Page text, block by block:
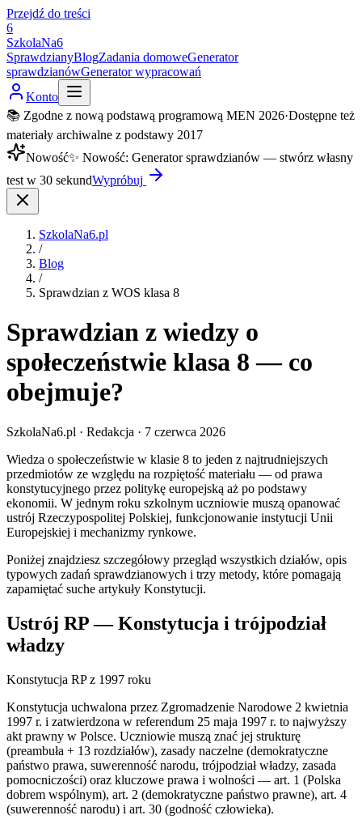
Przejdź do treści
6
SzkolaNa6
SprawdzianyBlogZadania domoweGenerator
sprawdzianówGenerator wypracowań
Konto
📚 Zgodne z nową podstawą programową MEN 2026·Dostępne też
materiały archiwalne z podstawy 2017
Nowość✨ Nowość: Generator sprawdzianów — stwórz własny
test w 30 sekundWypróbuj
SzkolaNa6.pl
/
Blog
/
Sprawdzian z WOS klasa 8
Sprawdzian z wiedzy o
społeczeństwie klasa 8 — co
obejmuje?
SzkolaNa6.pl · Redakcja · 7 czerwca 2026
Wiedza o społeczeństwie w klasie 8 to jeden z najtrudniejszych
przedmiotów ze względu na rozpiętość materiału — od prawa
konstytucyjnego przez politykę europejską aż po podstawy
ekonomii. W jednym roku szkolnym uczniowie muszą opanować
ustrój Rzeczypospolitej Polskiej, funkcjonowanie instytucji Unii
Europejskiej i mechanizmy rynkowe.
Poniżej znajdziesz szczegółowy przegląd wszystkich działów, opis
typowych zadań sprawdzianowych i trzy metody, które pomagają
zapamiętać suche artykuły Konstytucji.
Ustrój RP — Konstytucja i trójpodział
władzy
Konstytucja RP z 1997 roku
Konstytucja uchwalona przez Zgromadzenie Narodowe 2 kwietnia
1997 r. i zatwierdzona w referendum 25 maja 1997 r. to najwyższy
akt prawny w Polsce. Uczniowie muszą znać jej strukturę
(preambuła + 13 rozdziałów), zasady naczelne (demokratyczne
państwo prawa, suwerenność narodu, trójpodział władzy, zasada
pomocniczości) oraz kluczowe prawa i wolności — art. 1 (Polska
dobrem wspólnym), art. 2 (demokratyczne państwo prawne), art. 4
(suwerenność narodu) i art. 30 (godność człowieka).